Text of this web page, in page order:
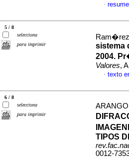
·
5 / 8
selecciona
para imprimir
sistema
2004.
Valores,
· texto
6 / 8
selecciona
para imprimir
TIPOS
0012-